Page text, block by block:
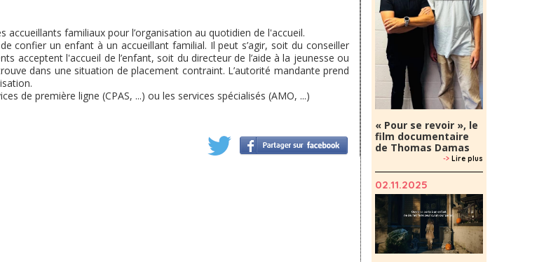
accueillants familiaux pour l’organisation au quotidien de l'accueil.
confier un enfant à un accueillant familial. Il peut s’agir, soit du conseiller
acceptent l'accueil de l’enfant, soit du directeur de l’aide à la jeunesse ou
dans une situation de placement contraint. L’autorité mandante prend
de première ligne (CPAS, ...) ou les services spécialisés (AMO, ...)
« Pour se revoir », le
film documentaire
de Thomas Damas
-> Lire plus
02.11.2025